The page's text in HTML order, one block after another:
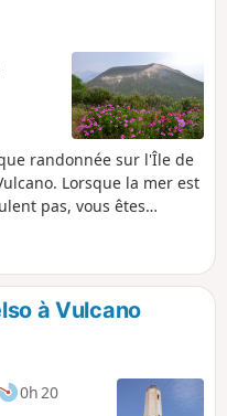
randonnée sur l'Île de
Lorsque la mer est
pas, vous êtes
vous au belvédère
à Vulcano
0h 20